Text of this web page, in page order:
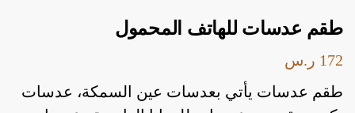
أدوات منزلية
طقم عدسات للهاتف المحمول
172 ر.س
طقم عدسات يأتي بعدسات عين السمكة، عدسات